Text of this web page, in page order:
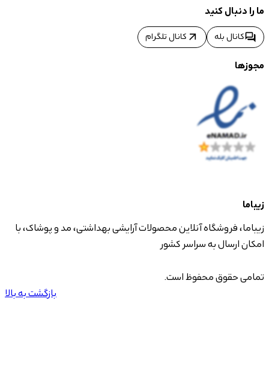
ما را دنبال کنید
forumکانال بله arrow_outward کانال تلگرام
مجوزها
زیباما
زیباما، فروشگاه آنلاین محصولات آرایشی بهداشتی، مد و پوشاک، با
امکان ارسال به سراسر کشور
تمامی حقوق محفوظ است.
بازگشت به بالا